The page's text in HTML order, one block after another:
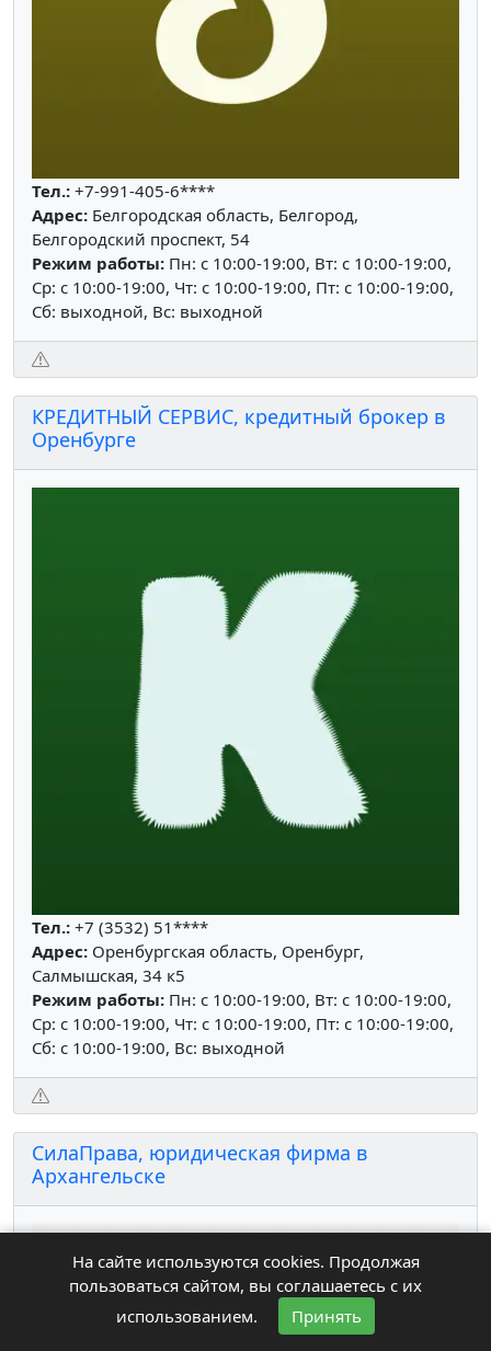
Тел.: +7-991-405-6****
Адрес: Белгородская область, Белгород,
Белгородский проспект, 54
Режим работы: Пн: c 10:00-19:00, Вт: c 10:00-19:00,
Ср: c 10:00-19:00, Чт: c 10:00-19:00, Пт: c 10:00-19:00,
Сб: выходной, Вс: выходной
КРЕДИТНЫЙ СЕРВИС, кредитный брокер в
Оренбурге
Тел.: +7 (3532) 51****
Адрес: Оренбургская область, Оренбург,
Салмышская, 34 к5
Режим работы: Пн: c 10:00-19:00, Вт: c 10:00-19:00,
Ср: c 10:00-19:00, Чт: c 10:00-19:00, Пт: c 10:00-19:00,
Сб: c 10:00-19:00, Вс: выходной
СилаПрава, юридическая фирма в
Архангельске
На сайте используются cookies. Продолжая
пользоваться сайтом, вы соглашаетесь с их
использованием.
Принять